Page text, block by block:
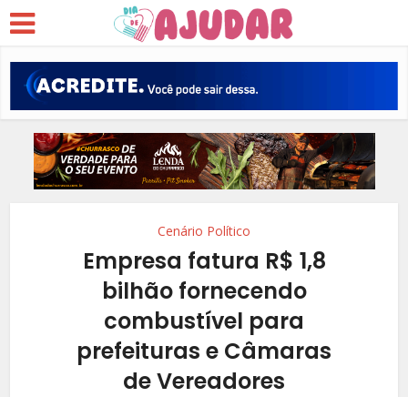
Cenário Político
Empresa fatura R$ 1,8
bilhão fornecendo
combustível para
prefeituras e Câmaras
de Vereadores